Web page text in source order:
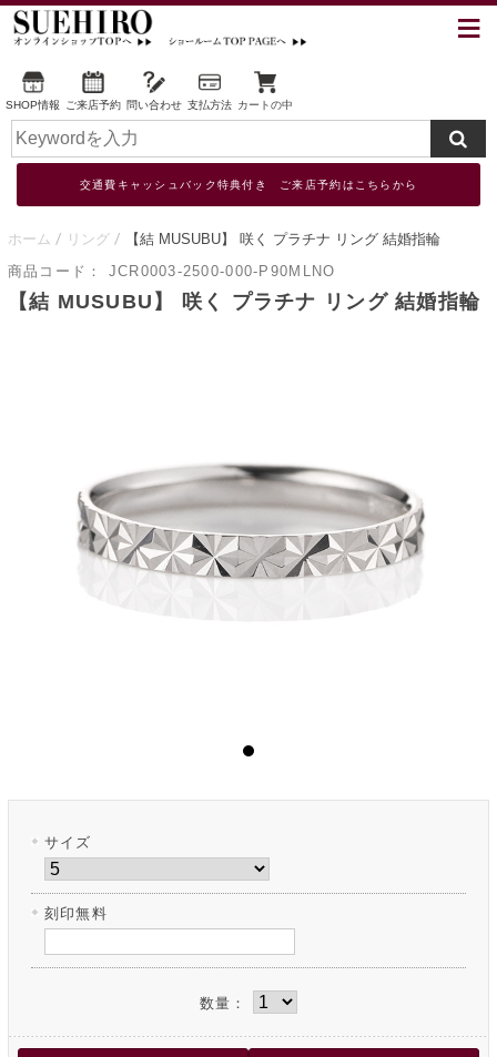
SHOP情報 ご来店予約 問い合わせ 支払方法 カートの中
交通費キャッシュバック特典付き ご来店予約はこちらから
ホーム リング
【結 MUSUBU】 咲く プラチナ リング 結婚指輪
商品コード：
JCR0003-2500-000-P90MLNO
【結 MUSUBU】 咲く プラチナ リング 結婚指輪
サイズ
刻印無料
数量：